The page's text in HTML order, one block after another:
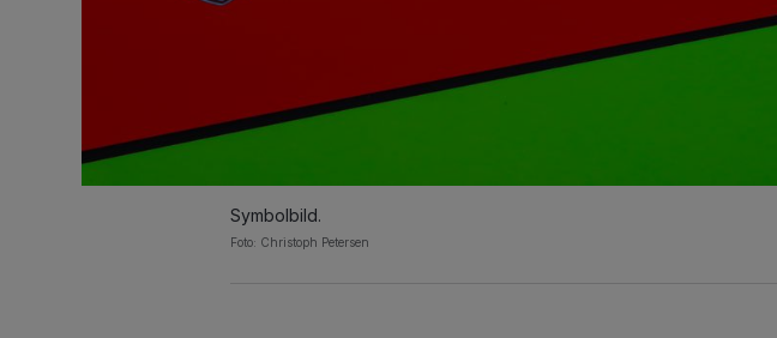
Symbolbild.
Foto: Christoph Petersen